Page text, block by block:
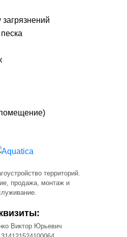
территорий.
продажа, монтаж и
Виктор Юрьевич